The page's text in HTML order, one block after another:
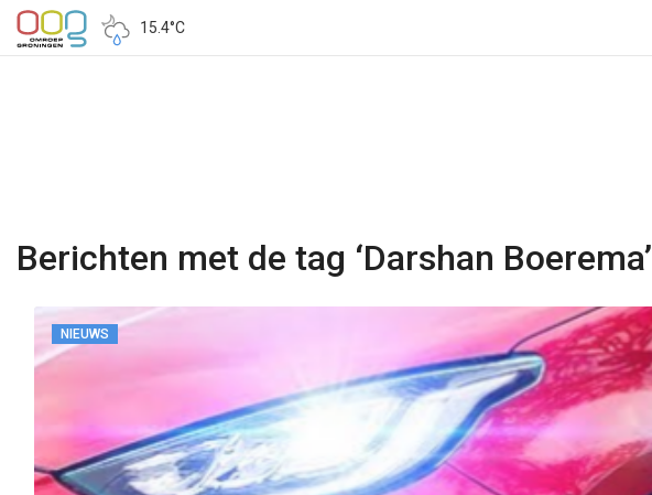
15.4°C
Berichten met de tag ‘Darshan Boerema’
NIEUWS